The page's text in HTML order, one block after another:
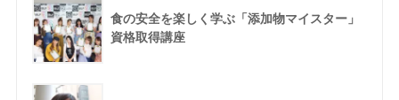
食の安全を楽しく学ぶ「添加物マイスター」
資格取得講座